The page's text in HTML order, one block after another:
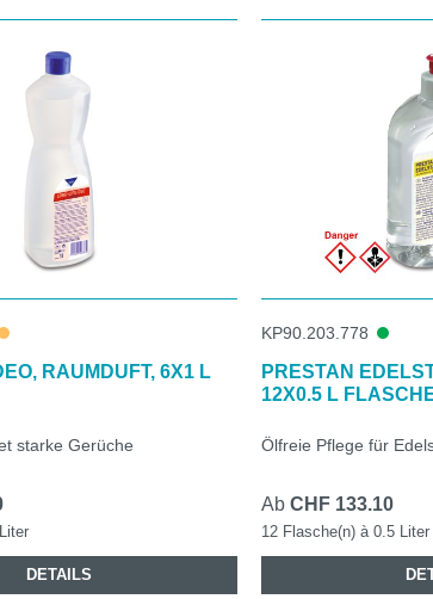
RAUMDUFT, 6X1 L
starke Gerüche
DETAILS
KP90.203.778
PRESTAN
12X0.5 L
Ölfreie Pflege für
Ab CHF 133.10
12 Flasche(n) à 0.5 Liter